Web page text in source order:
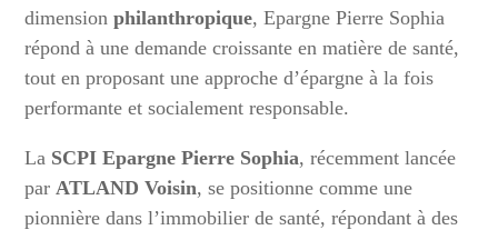
dimensionphilanthropique, Epargne Pierre Sophia
répond à une demande croissante en matière de santé,
tout en proposant une approche d’épargne à la fois
performante et socialement responsable.
La SCPI Epargne Pierre Sophia, récemment lancée
par ATLAND Voisin, se positionne comme une
pionnière dans l’immobilier de santé, répondant à des